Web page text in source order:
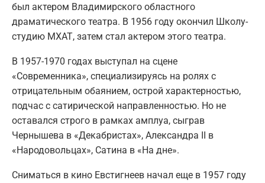
был актером Владимирского областного
драматического театра. В 1956 году окончил Школу-
студию МХАТ, затем стал актером этого театра.
В 1957-1970 годах выступал на сцене
«Современника», специализируясь на ролях с
отрицательным обаянием, острой характерностью,
подчас с сатирической направленностью. Но не
оставался строго в рамках амплуа, сыграв
Чернышева в «Декабристах», Александра II в
«Народовольцах», Сатина в «На дне».
Сниматься в кино Евстигнеев начал еще в 1957 году